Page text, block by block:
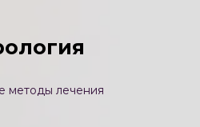
методы лечения